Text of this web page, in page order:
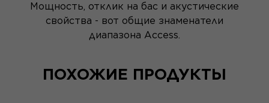
Мощность, отклик на бас и акустические
свойства - вот общие знаменатели
диапазона Access.
ПОХОЖИЕ ПРОДУКТЫ